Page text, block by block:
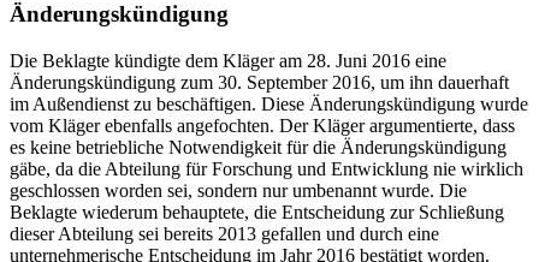
Änderungskündigung
Die Beklagte kündigte dem Kläger am 28. Juni 2016 eine
Änderungskündigung zum 30. September 2016, um ihn dauerhaft
im Außendienst zu beschäftigen. Diese Änderungskündigung wurde
vom Kläger ebenfalls angefochten. Der Kläger argumentierte, dass
es keine betriebliche Notwendigkeit für die Änderungskündigung
gäbe, da die Abteilung für Forschung und Entwicklung nie wirklich
geschlossen worden sei, sondern nur umbenannt wurde. Die
Beklagte wiederum behauptete, die Entscheidung zur Schließung
dieser Abteilung sei bereits 2013 gefallen und durch eine
unternehmerische Entscheidung im Jahr 2016 bestätigt worden.